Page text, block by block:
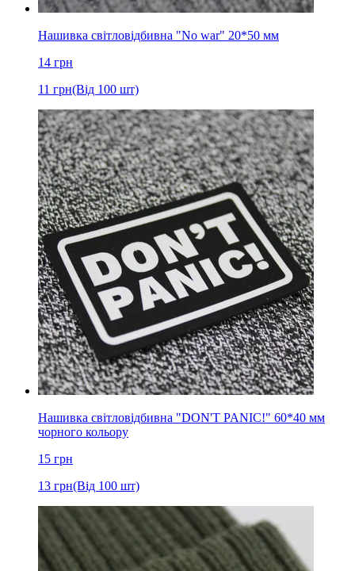
Нашивка світловідбивна "No war" 20*50 мм
14 грн
11 грн(Від 100 шт)
Нашивка світловідбивна "DON'T PANIC!" 60*40 мм
чорного кольору
15 грн
13 грн(Від 100 шт)